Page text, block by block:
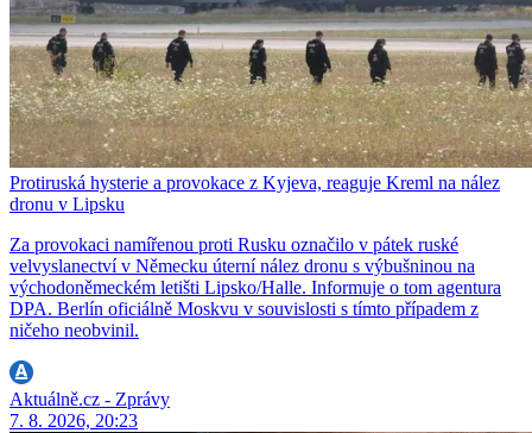
Protiruská hysterie a provokace z Kyjeva, reaguje Kreml na nález
dronu v Lipsku
Za provokaci namířenou proti Rusku označilo v pátek ruské
velvyslanectví v Německu úterní nález dronu s výbušninou na
východoněmeckém letišti Lipsko/Halle. Informuje o tom agentura
DPA. Berlín oficiálně Moskvu v souvislosti s tímto případem z
ničeho neobvinil.
Aktuálně.cz - Zprávy
7. 8. 2026, 20:23